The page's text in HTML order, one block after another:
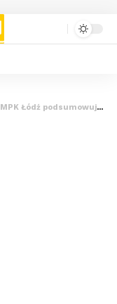
MPK Łódź podsumowuje pół roku nowej taryfy przystankowej. Prawie 240 tysięcy sprzedanych biletów